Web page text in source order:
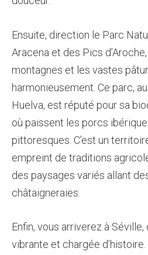
Ensuite, direction le Parc
Aracena et des Pics
montagnes et les vastes
harmonieusement. Ce parc,
Huelva, est réputé pour sa
où paissent les porcs
pittoresques. C’est un
empreint de traditions
des paysages variés allant
châtaigneraies.
Enfin, vous arriverez à
vibrante et chargée d’histoire.